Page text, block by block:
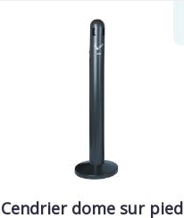
Cendrier dome sur pied